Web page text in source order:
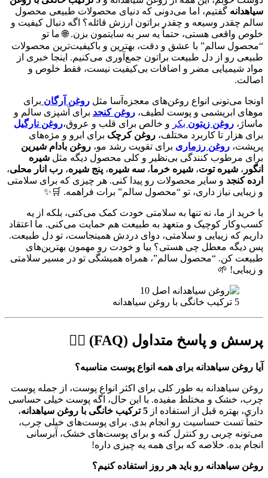
سیاهدانه گفتیم، اما می‌دونی که دنیای محصولات طبیعی محصول
سالم چقدر وسیعه و چقدر براتون ارزش قائله؟ اگه دنبال کیفیت و
خلوص واقعی هستی، حتماً یه سر به سایتمون بزن. 🌐 ما تو
“محصول سالم” با عشق و دقت، بهترین و باکیفیت‌ترین محصولات
طبیعی رو از دل طبیعت براتون جمع‌آوری می‌کنیم. اینجا خبری از
مواد شیمیایی مضر و اضافات بی‌کیفیت نیست، فقط خلوص و
اصالت.
اونجا می‌تونی انواع روغن‌های معجزه‌آسا مثل روغن آرگان برای
موهای ابریشمی و پوست لطیف، روغن کنجد برای آشپزی سالم و
ماساژ، روغن زیتون بکر و خالص برای قلب و عروق،روغن نارگیل
برای هزار تا کاربرد مختلف، روغن کرچک برای ابرو و مژه‌های
پرپشت، روغن رزماری برای تقویت رشد مو، روغن بادام شیرین
برای مرطوب کنندگی بی‌نظیر و کلی محصول دیگه مثل شیره
انگور ، شیره توت، شیره خرما، سه شیره، پنج شیره، رب انار محلی،
ارده کنجد و سایر محصولات رو پیدا کنی. هر چیزی که برای سلامتی
و زیبایی نیاز داری، تو “محصول سالم” برات فراهمه. 🛒✨
با خرید از ما، نه تنها به سلامتی خودت کمک می‌کنی، بلکه از یه
کسب‌وکار کوچیک و متعهد به طبیعت هم حمایت می‌کنی. ما اعتقاد
داریم که زیبایی و سلامتی، دوای دردش همینجاست، تو دل طبیعت.
پس دیگه معطل چی هستی؟ بیا و خودت رو مهمون بهترین‌های
طبیعت کن. “محصول سالم”، همراه همیشگی تو در مسیر سلامتی
و زیبایی! 🌱
5 ترکیب خانگی با روغن سیاهدانه
پرسش و پاسخ متداول (FAQ) 🙋‍♀️
آیا روغن سیاهدانه برای همه انواع پوست مناسبه؟
روغن سیاهدانه به طور کلی برای اکثر انواع پوست، از جمله پوست
چرب، خشک و مختلط مفیده. با این حال، اگه پوست خیلی حساسی
داری، بهتره قبل از استفاده از 5 ترکیب خانگی با روغن سیاهدانه
،
حتماً تست حساسیت رو انجام بدی. برای پوست‌های خیلی چرب،
می‌تونه چربی رو کنترل کنه و برای پوست‌های خشک، آبرسانی
انجام بده. خلاصه که برای همه یه چیزی داره!
روغن سیاهدانه رو باید هر روز استفاده کنیم؟